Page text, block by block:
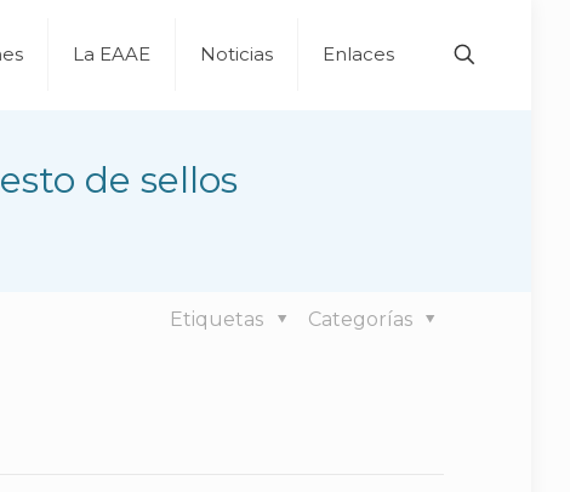
La EAAE Noticias Enlaces
de sellos
Categorías
Etiquetas